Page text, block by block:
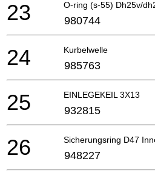
O-ring (s-55) Dh25v/
23 980744
Kurbelwelle
24 985763
EINLEGEKEIL 3X13
25 932815
Sicherungsring D47
26 948227